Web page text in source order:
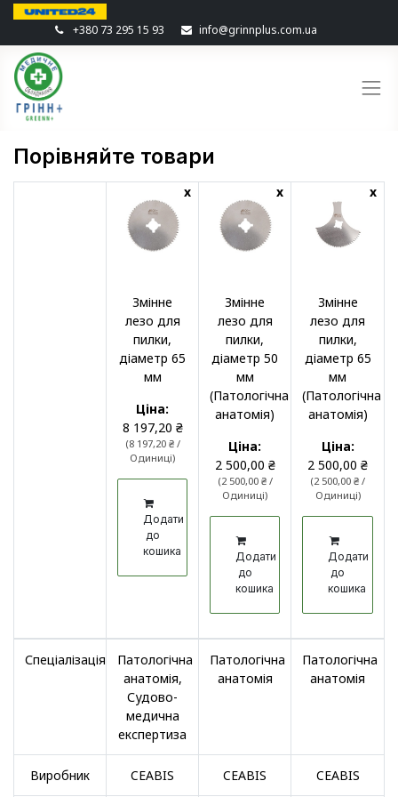
+380 73 295 15 93 info@grinnplus.com.ua
Порівняйте товари
x x x
Змінне
лезо для
пилки,
діаметр 65
мм
Ціна:
8 197,20 ₴
(8 197,20₴/
Одиниці)
Додати
до
кошика
Змінне
лезо для
пилки,
діаметр 50
мм
(Патологічна
анатомія)
Ціна:
2 500,00 ₴
(2 500,00₴/
Одиниці)
Додати
до
кошика
Змінне
лезо для
пилки,
діаметр 65
мм
(Патологічна
анатомія)
Ціна:
2 500,00 ₴
(2 500,00 ₴ /
Одиниці)
Додати
до
кошика
Спеціалізація
Патологічна
анатомія,
Судово-
медична
експертиза
Патологічна
анатомія
Патологічна
анатомія
Виробник CEABIS CEABIS CEABIS